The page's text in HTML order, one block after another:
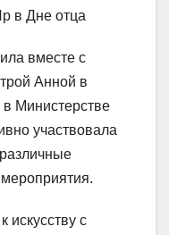
в Дне отца
вместе с
Анной в
в Министерстве
участвовала
искусству с